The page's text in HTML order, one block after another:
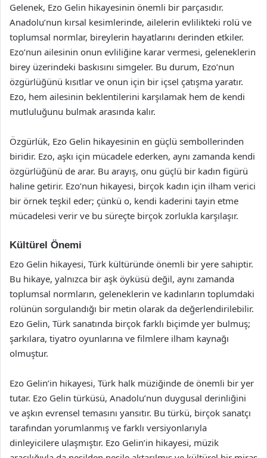
Gelenek, Ezo Gelin hikayesinin önemli bir parçasıdır.
Anadolu’nun kırsal kesimlerinde, ailelerin evlilikteki rolü ve
toplumsal normlar, bireylerin hayatlarını derinden etkiler.
Ezo’nun ailesinin onun evliliğine karar vermesi, geleneklerin
birey üzerindeki baskısını simgeler. Bu durum, Ezo’nun
özgürlüğünü kısıtlar ve onun için bir içsel çatışma yaratır.
Ezo, hem ailesinin beklentilerini karşılamak hem de kendi
mutluluğunu bulmak arasında kalır.
Özgürlük, Ezo Gelin hikayesinin en güçlü sembollerinden
biridir. Ezo, aşkı için mücadele ederken, aynı zamanda kendi
özgürlüğünü de arar. Bu arayış, onu güçlü bir kadın figürü
haline getirir. Ezo’nun hikayesi, birçok kadın için ilham verici
bir örnek teşkil eder; çünkü o, kendi kaderini tayin etme
mücadelesi verir ve bu süreçte birçok zorlukla karşılaşır.
Kültürel Önemi
Ezo Gelin hikayesi, Türk kültüründe önemli bir yere sahiptir.
Bu hikaye, yalnızca bir aşk öyküsü değil, aynı zamanda
toplumsal normların, geleneklerin ve kadınların toplumdaki
rolünün sorgulandığı bir metin olarak da değerlendirilebilir.
Ezo Gelin, Türk sanatında birçok farklı biçimde yer bulmuş;
şarkılara, tiyatro oyunlarına ve filmlere ilham kaynağı
olmuştur.
Ezo Gelin’in hikayesi, Türk halk müziğinde de önemli bir yer
tutar. Ezo Gelin türküsü, Anadolu’nun duygusal derinliğini
ve aşkın evrensel temasını yansıtır. Bu türkü, birçok sanatçı
tarafından yorumlanmış ve farklı versiyonlarıyla
dinleyicilere ulaşmıştır. Ezo Gelin’in hikayesi, müzik